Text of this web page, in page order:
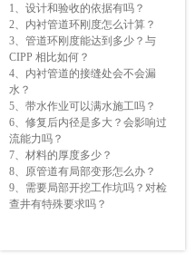
1、设计和验收的依据有吗？
2、内衬管道环刚度怎么计算？
3、管道环刚度能达到多少？与
CIPP 相比如何？
4、内衬管道的接缝处会不会漏
水？
5、带水作业可以满水施工吗？
6、修复后内径是多大？会影响过
流能力吗？
7、材料的厚度多少？
8、原管道有局部变形怎么办？
9、需要局部开挖工作坑吗？对检
查井有特殊要求吗？